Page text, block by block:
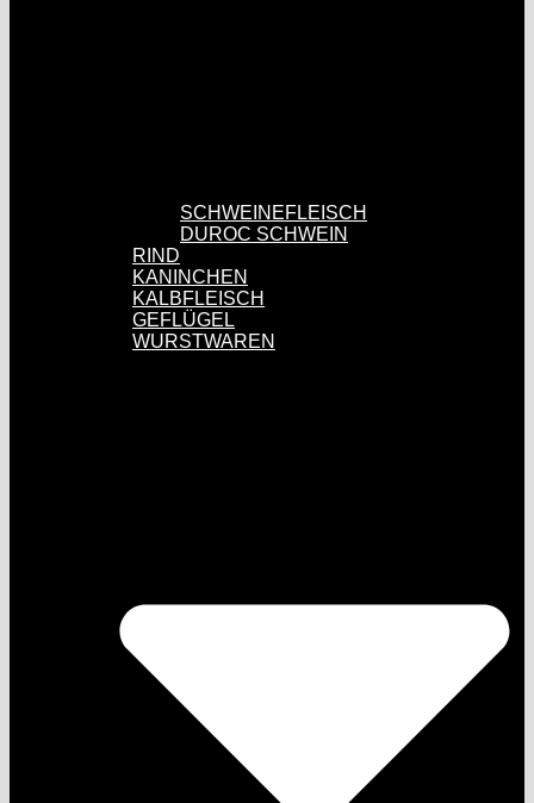
SCHWEINEFLEISCH
DUROC SCHWEIN
RIND
KANINCHEN
KALBFLEISCH
GEFLÜGEL
WURSTWAREN